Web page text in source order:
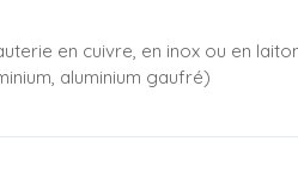
en cuivre, en inox ou en
aluminium gaufré)